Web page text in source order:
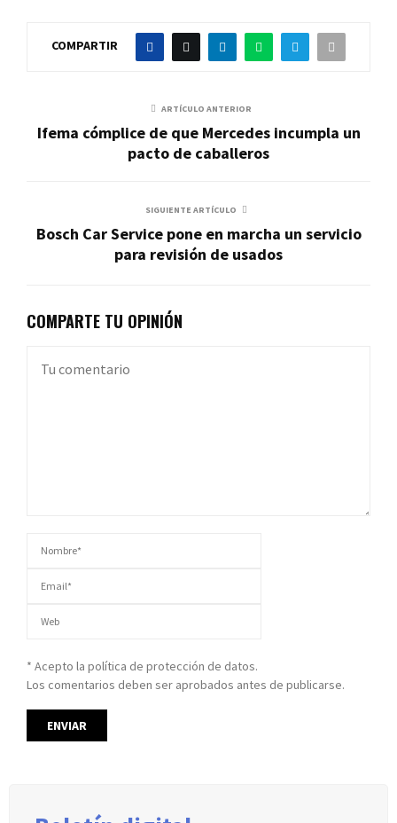
COMPARTIR
ARTÍCULO ANTERIOR
Ifema cómplice de que Mercedes incumpla un
pacto de caballeros
SIGUIENTE ARTÍCULO
Bosch Car Service pone en marcha un servicio
para revisión de usados
COMPARTE TU OPINIÓN
* Acepto la política de protección de datos.
Los comentarios deben ser aprobados antes de publicarse.